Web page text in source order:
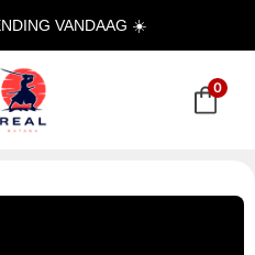
VANDAAG ☀️
0